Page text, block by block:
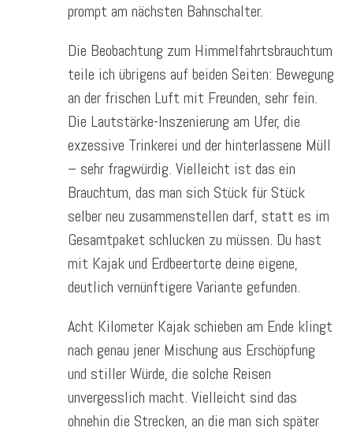
prompt am nächsten Bahnschalter.
Die Beobachtung zum Himmelfahrtsbrauchtum
teile ich übrigens auf beiden Seiten: Bewegung
an der frischen Luft mit Freunden, sehr fein.
Die Lautstärke-Inszenierung am Ufer, die
exzessive Trinkerei und der hinterlassene Müll
– sehr fragwürdig. Vielleicht ist das ein
Brauchtum, das man sich Stück für Stück
selber neu zusammenstellen darf, statt es im
Gesamtpaket schlucken zu müssen. Du hast
mit Kajak und Erdbeertorte deine eigene,
deutlich vernünftigere Variante gefunden.
Acht Kilometer Kajak schieben am Ende klingt
nach genau jener Mischung aus Erschöpfung
und stiller Würde, die solche Reisen
unvergesslich macht. Vielleicht sind das
ohnehin die Strecken, an die man sich später